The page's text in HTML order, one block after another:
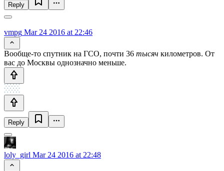
Reply
vmpg Mar 24 2016 at 22:46
Вообще-то спутник на ГСО, почти 36 тысяч километров. От
вас до Москвы однозначно меньше.
Reply
loly_girl Mar 24 2016 at 22:48